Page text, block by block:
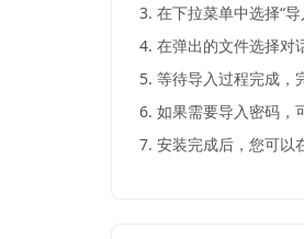
3. 在下拉菜单中选择“导
4. 在弹出的文件选择对
5. 等待导入过程完成，
6. 如果需要导入密码，
7. 安装完成后，您可以